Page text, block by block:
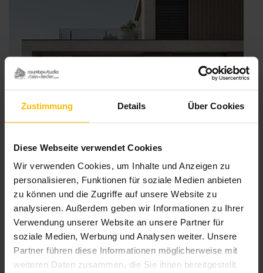
Zustimmung Details Über Cookies
Diese Webseite verwendet Cookies
Wir verwenden Cookies, um Inhalte und Anzeigen zu
personalisieren, Funktionen für soziale Medien anbieten
zu können und die Zugriffe auf unsere Website zu
analysieren. Außerdem geben wir Informationen zu Ihrer
Verwendung unserer Website an unsere Partner für
soziale Medien, Werbung und Analysen weiter. Unsere
Partner führen diese Informationen möglicherweise mit
weiteren Daten zusammen, die Sie ihnen bereitgestellt
WAREMA Insektenschutzrollo GrandSlide:
Einfach grandios
Veröffentlicht
am
3. Juli 2025
Glasfassaden mit großformatigen Fenster- und Türöffnungen,
Hebe-Schiebetüren oder Glas-Falt-Anlagen sorgen in der
modernen Architektur für viel Licht und Transparenz. Genau
hierfür bietet WAREMA einen Premium-Insektenschutz der neuen